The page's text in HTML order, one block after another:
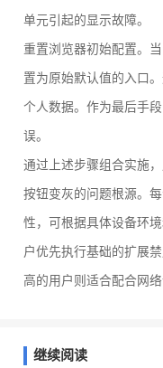
单元引起的显示故障。
重置浏览器初始配置。
置为原始默认值的入口
个人数据。作为最后手
误。
通过上述步骤组合实施
按钮变灰的问题根源。
性，可根据具体设备环
户优先执行基础的扩展
高的用户则适合配合网
继续阅读